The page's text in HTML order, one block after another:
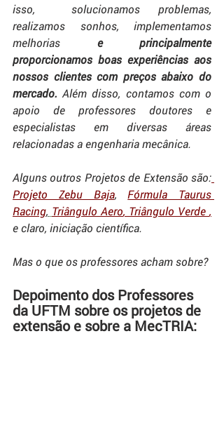
isso,  solucionamos problemas,
realizamos sonhos, implementamos
melhorias e principalmente
proporcionamos boas experiências aos
nossos clientes com preços abaixo do
mercado. Além disso, contamos com o
apoio de professores doutores e
especialistas em diversas áreas
relacionadas a engenharia mecânica.
Alguns outros Projetos de Extensão são:
Projeto Zebu Baja, Fórmula Taurus
Racing, Triângulo Aero, Triângulo Verde ,
eclaro, iniciação científica.
Mas o que os professores acham sobre?
Depoimento dos Professores
da UFTM sobre os projetos de
extensão e sobre a MecTRIA: